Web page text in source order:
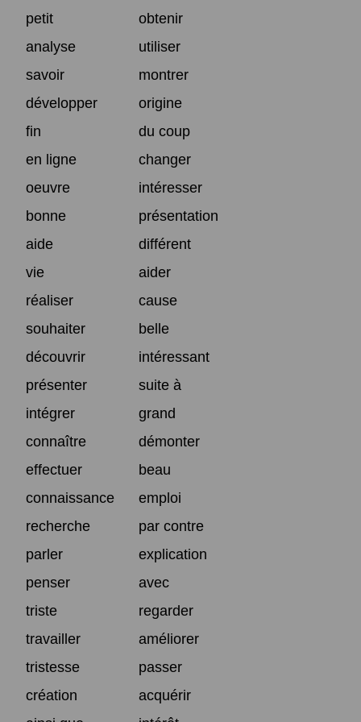
petit
obtenir
analyse
utiliser
savoir
montrer
développer
origine
fin
du coup
en ligne
changer
oeuvre
intéresser
bonne
présentation
aide
différent
vie
aider
réaliser
cause
souhaiter
belle
découvrir
intéressant
présenter
suite à
intégrer
grand
connaître
démonter
effectuer
beau
connaissance
emploi
recherche
par contre
parler
explication
penser
avec
triste
regarder
travailler
améliorer
tristesse
passer
création
acquérir